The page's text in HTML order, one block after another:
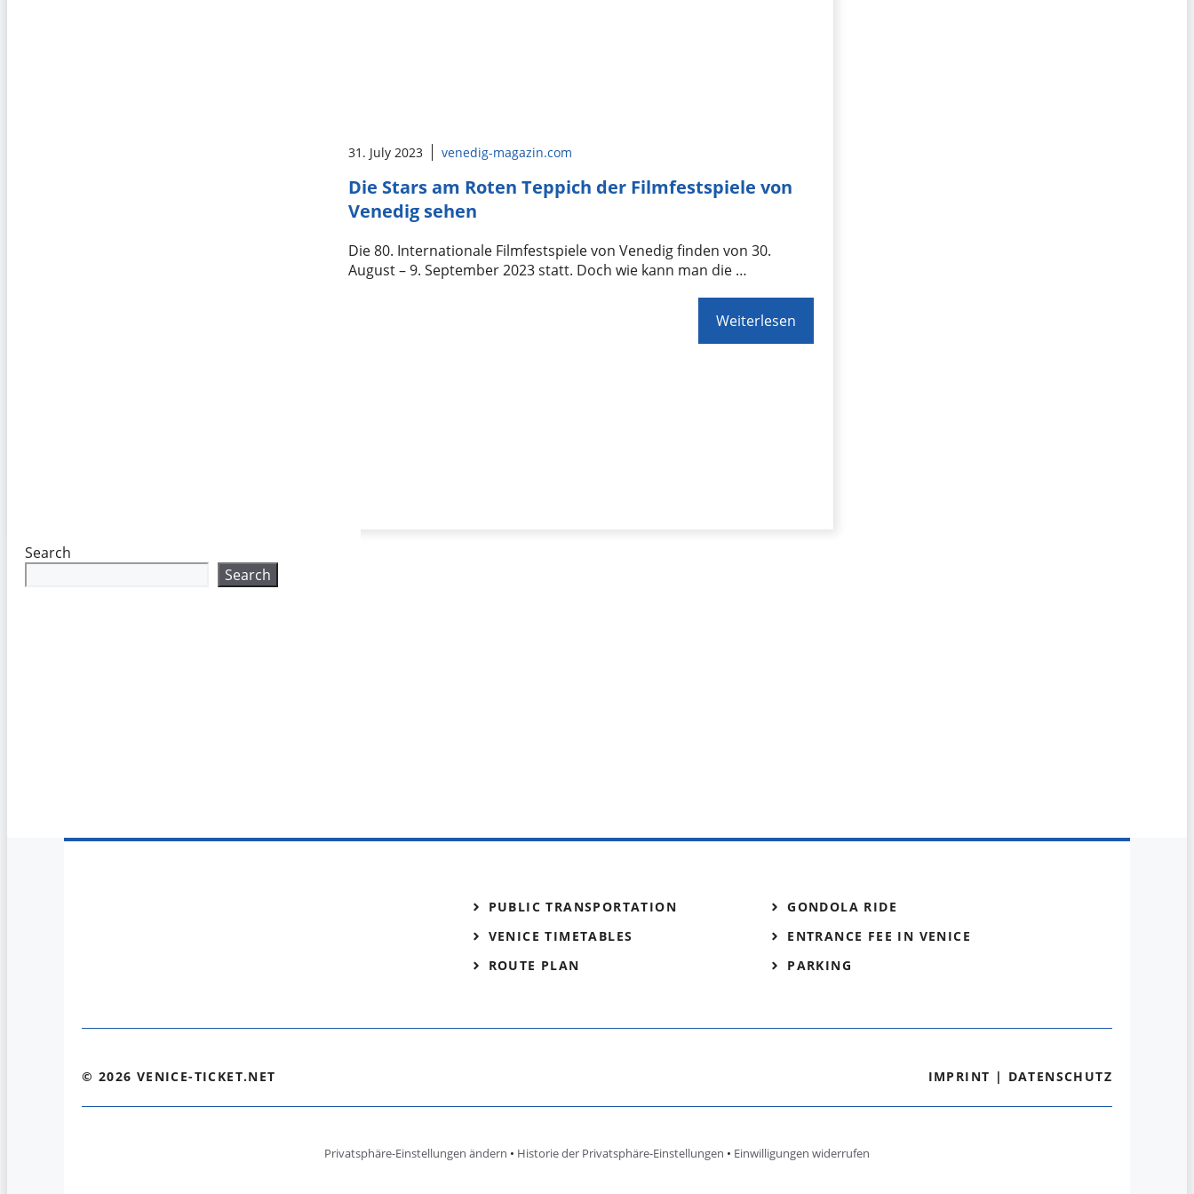
31. July 2023 venedig-magazin.com
Die Stars am Roten Teppich der Filmfestspiele von
Venedig sehen
Die 80. Internationale Filmfestspiele von Venedig finden von 30.
August – 9. September 2023 statt. Doch wie kann man die …
Weiterlesen
Search
Search
PUBLIC TRANSPORTATION
VENICE TIMETABLES
ROUTE PLAN
GONDOLA RIDE
ENTRANCE FEE IN VENICE
PARKING
© 2026 VENICE-TICKET.NET IMPRINT | DATENSCHUTZ
Privatsphäre-Einstellungen ändern • Historie der Privatsphäre-Einstellungen • Einwilligungen widerrufen